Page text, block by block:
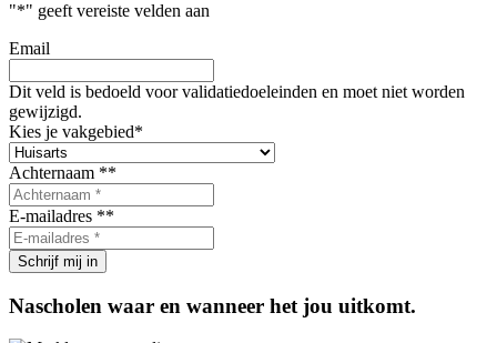
"*" geeft vereiste velden aan
Email
Dit veld is bedoeld voor validatiedoeleinden en moet niet worden
gewijzigd.
Kies je vakgebied*
Achternaam **
E-mailadres **
Nascholen waar en wanneer het jou uitkomt.